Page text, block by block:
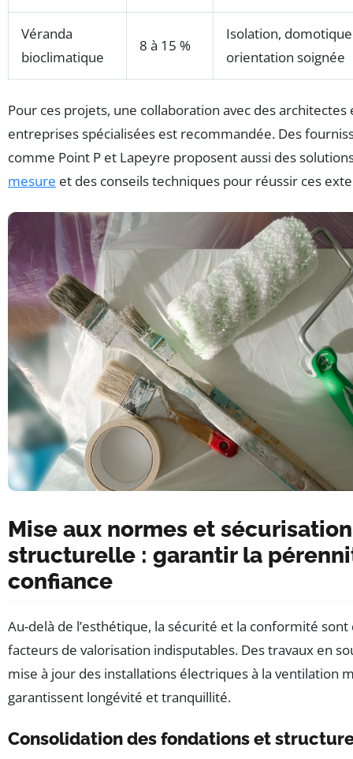
Véranda
bioclimatique
8 à 15 %
Isolation,
orientation soignée
Pour ces projets, une collaboration avec des architectes
entreprises spécialisées est recommandée. Des
comme Point P et Lapeyre proposent aussi des
mesure et des conseils techniques pour réussir ces
Mise aux normes et sécurisation
structurelle : garantir la
confiance
Au-delà de l’esthétique, la sécurité et la conformité sont
facteurs de valorisation indisputables. Des travaux en
mise à jour des installations électriques à la ventilation
garantissent longévité et tranquillité.
Consolidation des fondations et